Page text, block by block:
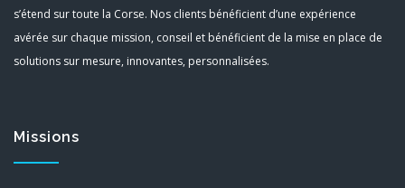
s’étend sur toute la Corse. Nos clients bénéficient d’une expérience
avérée sur chaque mission, conseil et bénéficient de la mise en place de
solutions sur mesure, innovantes, personnalisées.
Missions